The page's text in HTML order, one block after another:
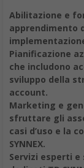
Abilitazione e
apprendimento
Pianificazione
che includono
sviluppo della
account.
Marketing e
sfruttare gli
casi d’uso e la
SYNNEX.
Servizi esperti